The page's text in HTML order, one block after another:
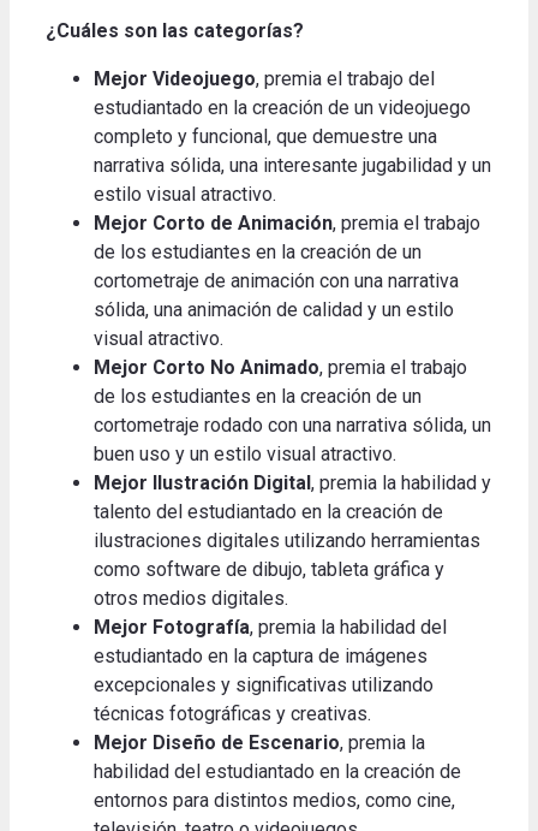
¿Cuáles son las categorías?
Mejor Videojuego, premia el trabajo del
estudiantado en la creación de un videojuego
completo y funcional, que demuestre una
narrativa sólida, una interesante jugabilidad y un
estilo visual atractivo.
Mejor Corto de Animación, premia el trabajo
de los estudiantes en la creación de un
cortometraje de animación con una narrativa
sólida, una animación de calidad y un estilo
visual atractivo.
Mejor Corto No Animado, premia el trabajo
de los estudiantes en la creación de un
cortometraje rodado con una narrativa sólida, un
buen uso y un estilo visual atractivo.
Mejor Ilustración Digital , premia la habilidad y
talento del estudiantado en la creación de
ilustraciones digitales utilizando herramientas
como software de dibujo, tableta gráfica y
otros medios digitales.
Mejor Fotografía, premia la habilidad del
estudiantado en la captura de imágenes
excepcionales y significativas utilizando
técnicas fotográficas y creativas.
Mejor Diseño de Escenario, premia la
habilidad del estudiantado en la creación de
entornos para distintos medios, como cine,